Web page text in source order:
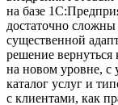
на базе
достаточно сложны
существенной
решение вернуться
на новом уровне, с
каталог услуг и
с клиентами, как